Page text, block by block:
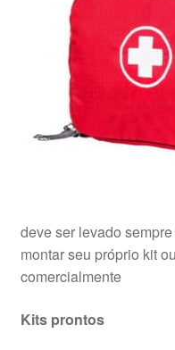
deve ser levado
montar seu próprio kit
comercialmente
Kits prontos